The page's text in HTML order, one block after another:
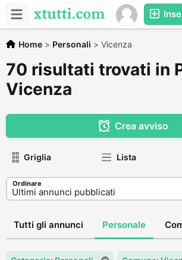
Home > Personali > Vicenza
70 risultati trovati in
Vicenza
Crea avviso
Griglia Lista
Ordinare
Tutti gli annunci Personale